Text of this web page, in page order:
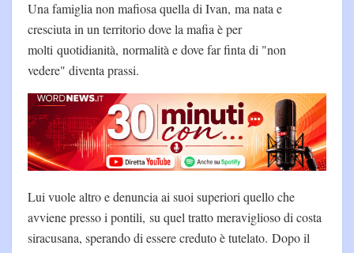
Una famiglia non mafiosa quella di Ivan, ma nata e
cresciuta in un territorio dove la mafia è per
molti quotidianità, normalità e dove far finta di "non
vedere" diventa prassi.
Lui vuole altro e denuncia ai suoi superiori quello che
avviene presso i pontili, su quel tratto meraviglioso di costa
siracusana, sperando di essere creduto è tutelato. Dopo il